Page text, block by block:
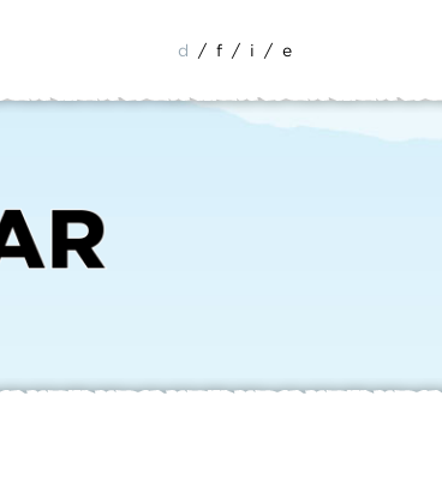
d / f / i / e